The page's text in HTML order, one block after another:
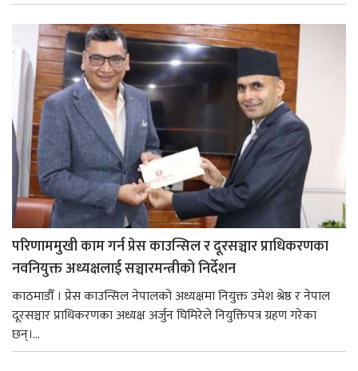
परिणाममुखी काम गर्न प्रेस काउन्सिल र दूरसञ्चार प्राधिकरणका
नवनियुक्त अध्यक्षलाई सञ्चारमन्त्रीको निर्देशन
काठमाडौँ । प्रेस काउन्सिल नेपालको अध्यक्षमा नियुक्त उमेश श्रेष्ठ र नेपाल
दूरसञ्चार प्राधिकरणका अध्यक्ष अर्जुन घिमिरेले नियुक्तिपत्र ग्रहण गरेका
छन्।...